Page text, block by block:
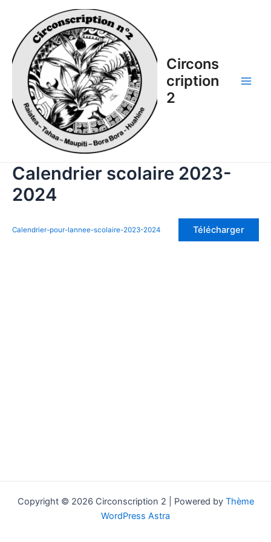
contenu
Circons
cription
2
Calendrier scolaire 2023-
2024
Calendrier-pour-lannee-scolaire-2023-2024 Télécharger
Copyright © 2026 Circonscription 2 | Powered by Thème
WordPress Astra